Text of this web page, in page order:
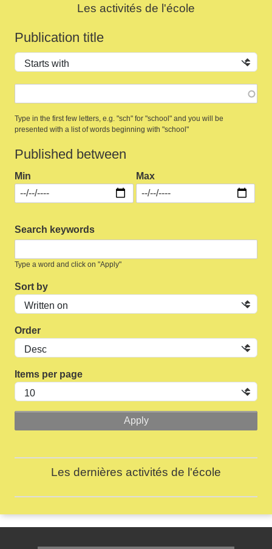
Les activités de l'école
Publication title
Operator
Type in the first few letters, e.g. "sch" for "school" and you will be
presented with a list of words beginning with "school"
Published between
Min Max
Search keywords
Type a word and click on "Apply"
Sort by
Order
Items per page
Les dernières activités de l'école